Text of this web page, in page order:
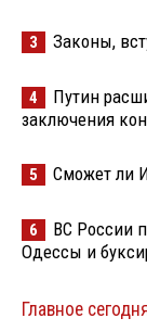
3 Законы,
4
Путин
заключения
5 Сможет ли
6
ВС России
Одессы и
Главное